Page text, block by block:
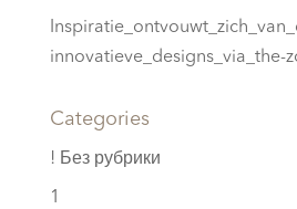
innovatieve_designs_via_the-
Categories
! Без рубрики
1